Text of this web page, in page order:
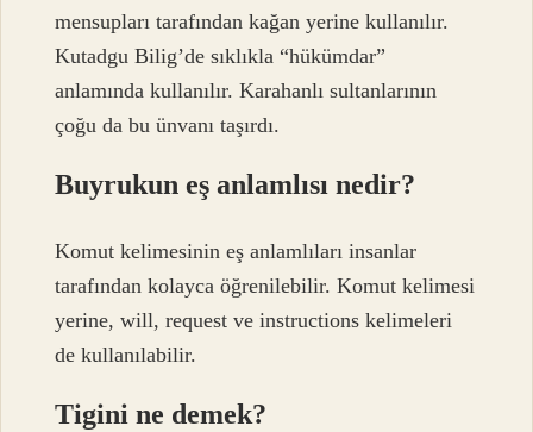
mensupları tarafından kağan yerine kullanılır.
Kutadgu Bilig’de sıklıkla “hükümdar”
anlamında kullanılır. Karahanlı sultanlarının
çoğu da bu ünvanı taşırdı.
Buyrukun eş anlamlısı nedir?
Komut kelimesinin eş anlamlıları insanlar
tarafından kolayca öğrenilebilir. Komut kelimesi
yerine, will, request ve instructions kelimeleri
de kullanılabilir.
Tigini ne demek?